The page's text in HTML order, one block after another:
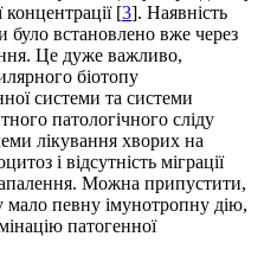
концентрації [3]. Наявність
було встановлено вже через
Це дуже важливо,
біотопу
системи та системи
патологічного сліду
лікування хворих на
і відсутність міграції
Можна припустити,
мало певну імунотропну дію,
патогенної